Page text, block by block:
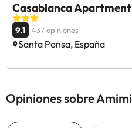
Casablanca
9.1 437 opiniones
Santa Ponsa, España
Opiniones sobre